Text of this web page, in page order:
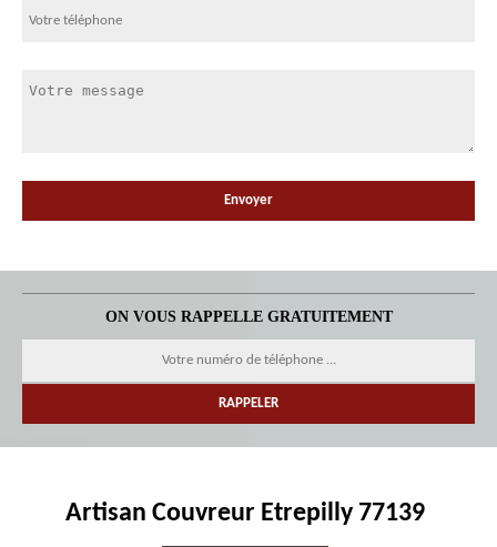
ON VOUS RAPPELLE GRATUITEMENT
Artisan Couvreur Etrepilly 77139